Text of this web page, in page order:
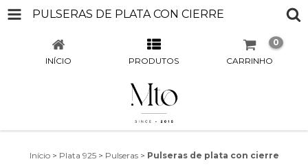
PULSERAS DE PLATA CON CIERRE
INÍCIO PRODUTOS CARRINHO
0
Início > Plata 925 > Pulseras > Pulseras de plata con cierre